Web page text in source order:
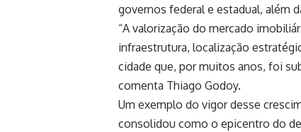
governos federal e estadual, além
“A valorização do mercado
infraestrutura, localização
cidade que, por muitos anos, foi
comenta Thiago Godoy.
Um exemplo do vigor desse
consolidou como o epicentro do